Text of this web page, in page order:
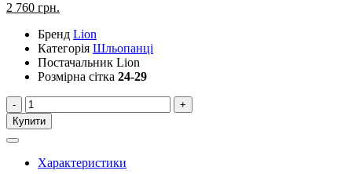
2 760 грн.
Бренд Lion
Категорія Шльопанці
Постачальник Lion
Розмірна сітка 24-29
-
+
Купити
Характеристики